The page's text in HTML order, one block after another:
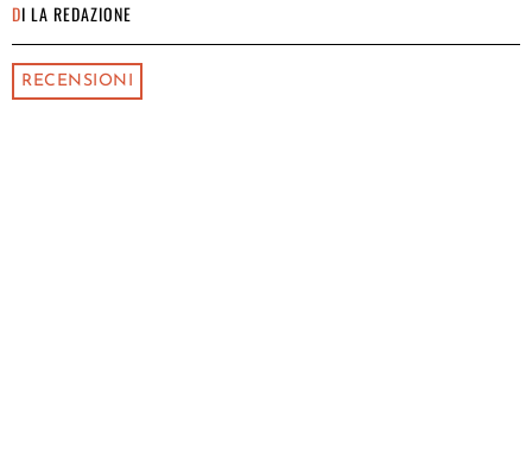
DI LA REDAZIONE
RECENSIONI